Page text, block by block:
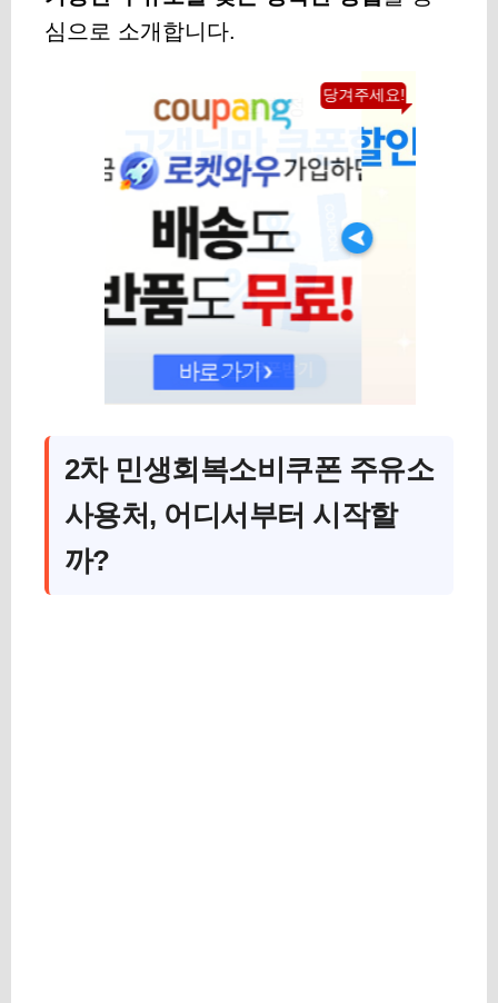
심으로 소개합니다.
당겨주세요!
2차 민생회복소비쿠폰 주유소
사용처, 어디서부터 시작할
까?